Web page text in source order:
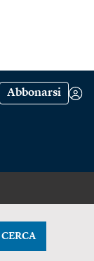
Abbonarsi
CERCA